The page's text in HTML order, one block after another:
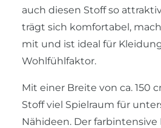
auch diesen Stoff so
trägt sich komfortabel,
mit und ist ideal für
Wohlfühlfaktor.
Mit einer Breite von ca. 150
Stoff viel Spielraum für
Nähideen. Der